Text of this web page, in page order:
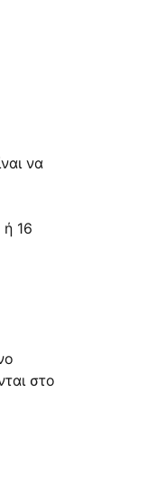
να
16
στο